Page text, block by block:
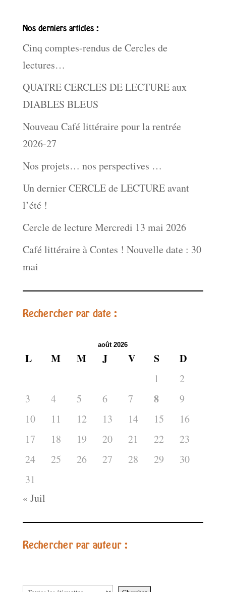
Nos derniers articles :
Cinq comptes-rendus de Cercles de
lectures…
QUATRE CERCLES DE LECTURE aux
DIABLES BLEUS
Nouveau Café littéraire pour la rentrée
2026-27
Nos projets… nos perspectives …
Un dernier CERCLE de LECTURE avant
l’été !
Cercle de lecture Mercredi 13 mai 2026
Café littéraire à Contes ! Nouvelle date : 30
mai
Rechercher par date :
août 2026
L M M J V S D
1
2
3
4 5 6 7 8
9
10
11 12 13 14 15
16
17
18 19 20 21 22
23
24
25 26 27 28 29
30
31
« Juil
Rechercher par auteur :